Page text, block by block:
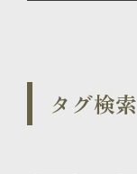
タグ検索